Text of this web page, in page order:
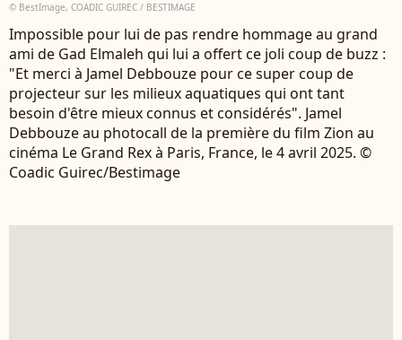
© BestImage, COADIC GUIREC / BESTIMAGE
Impossible pour lui de pas rendre hommage au grand
ami de Gad Elmaleh qui lui a offert ce joli coup de buzz :
"Et merci à Jamel Debbouze pour ce super coup de
projecteur sur les milieux aquatiques qui ont tant
besoin d'être mieux connus et considérés". Jamel
Debbouze au photocall de la première du film Zion au
cinéma Le Grand Rex à Paris, France, le 4 avril 2025. ©
Coadic Guirec/Bestimage